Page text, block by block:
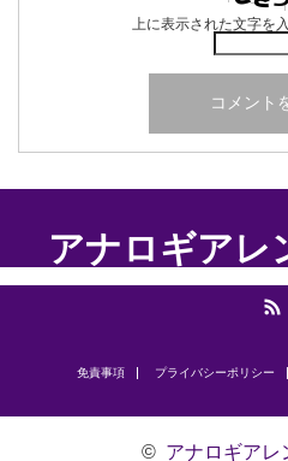
上に表示された文字を
アナロギアレ
免責事項 プライバシーポリシー
© アナロギアレ